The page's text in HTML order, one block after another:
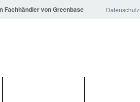
Fachhändler von Greenbase Datenschutz